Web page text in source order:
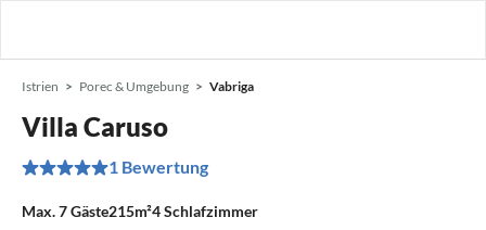
Istrien Porec & Umgebung Vabriga
Villa Caruso
1 Bewertung
Max.7Gäste215m²4Schlafzimmer